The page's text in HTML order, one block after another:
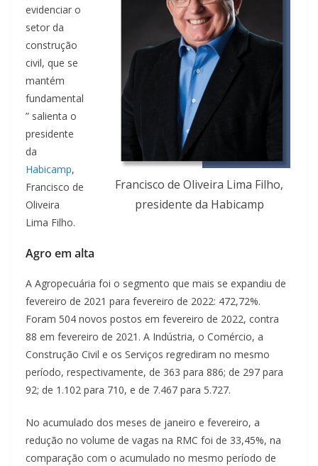
Francisco de Oliveira Lima Filho,
presidente da Habicamp
evidenciar o
setor da
construção
civil, que se
mantém
fundamental
” salienta o
presidente
da
Habicamp,
Francisco de
Oliveira
Lima Filho.
Agro em alta
A Agropecuária foi o segmento que mais se expandiu de
fevereiro de 2021 para fevereiro de 2022: 472,72%.
Foram 504 novos postos em fevereiro de 2022, contra
88 em fevereiro de 2021. A Indústria, o Comércio, a
Construção Civil e os Serviços regrediram no mesmo
período, respectivamente, de 363 para 886; de 297 para
92; de 1.102 para 710, e de 7.467 para 5.727.
No acumulado dos meses de janeiro e fevereiro, a
redução no volume de vagas na RMC foi de 33,45%, na
comparação com o acumulado no mesmo período de